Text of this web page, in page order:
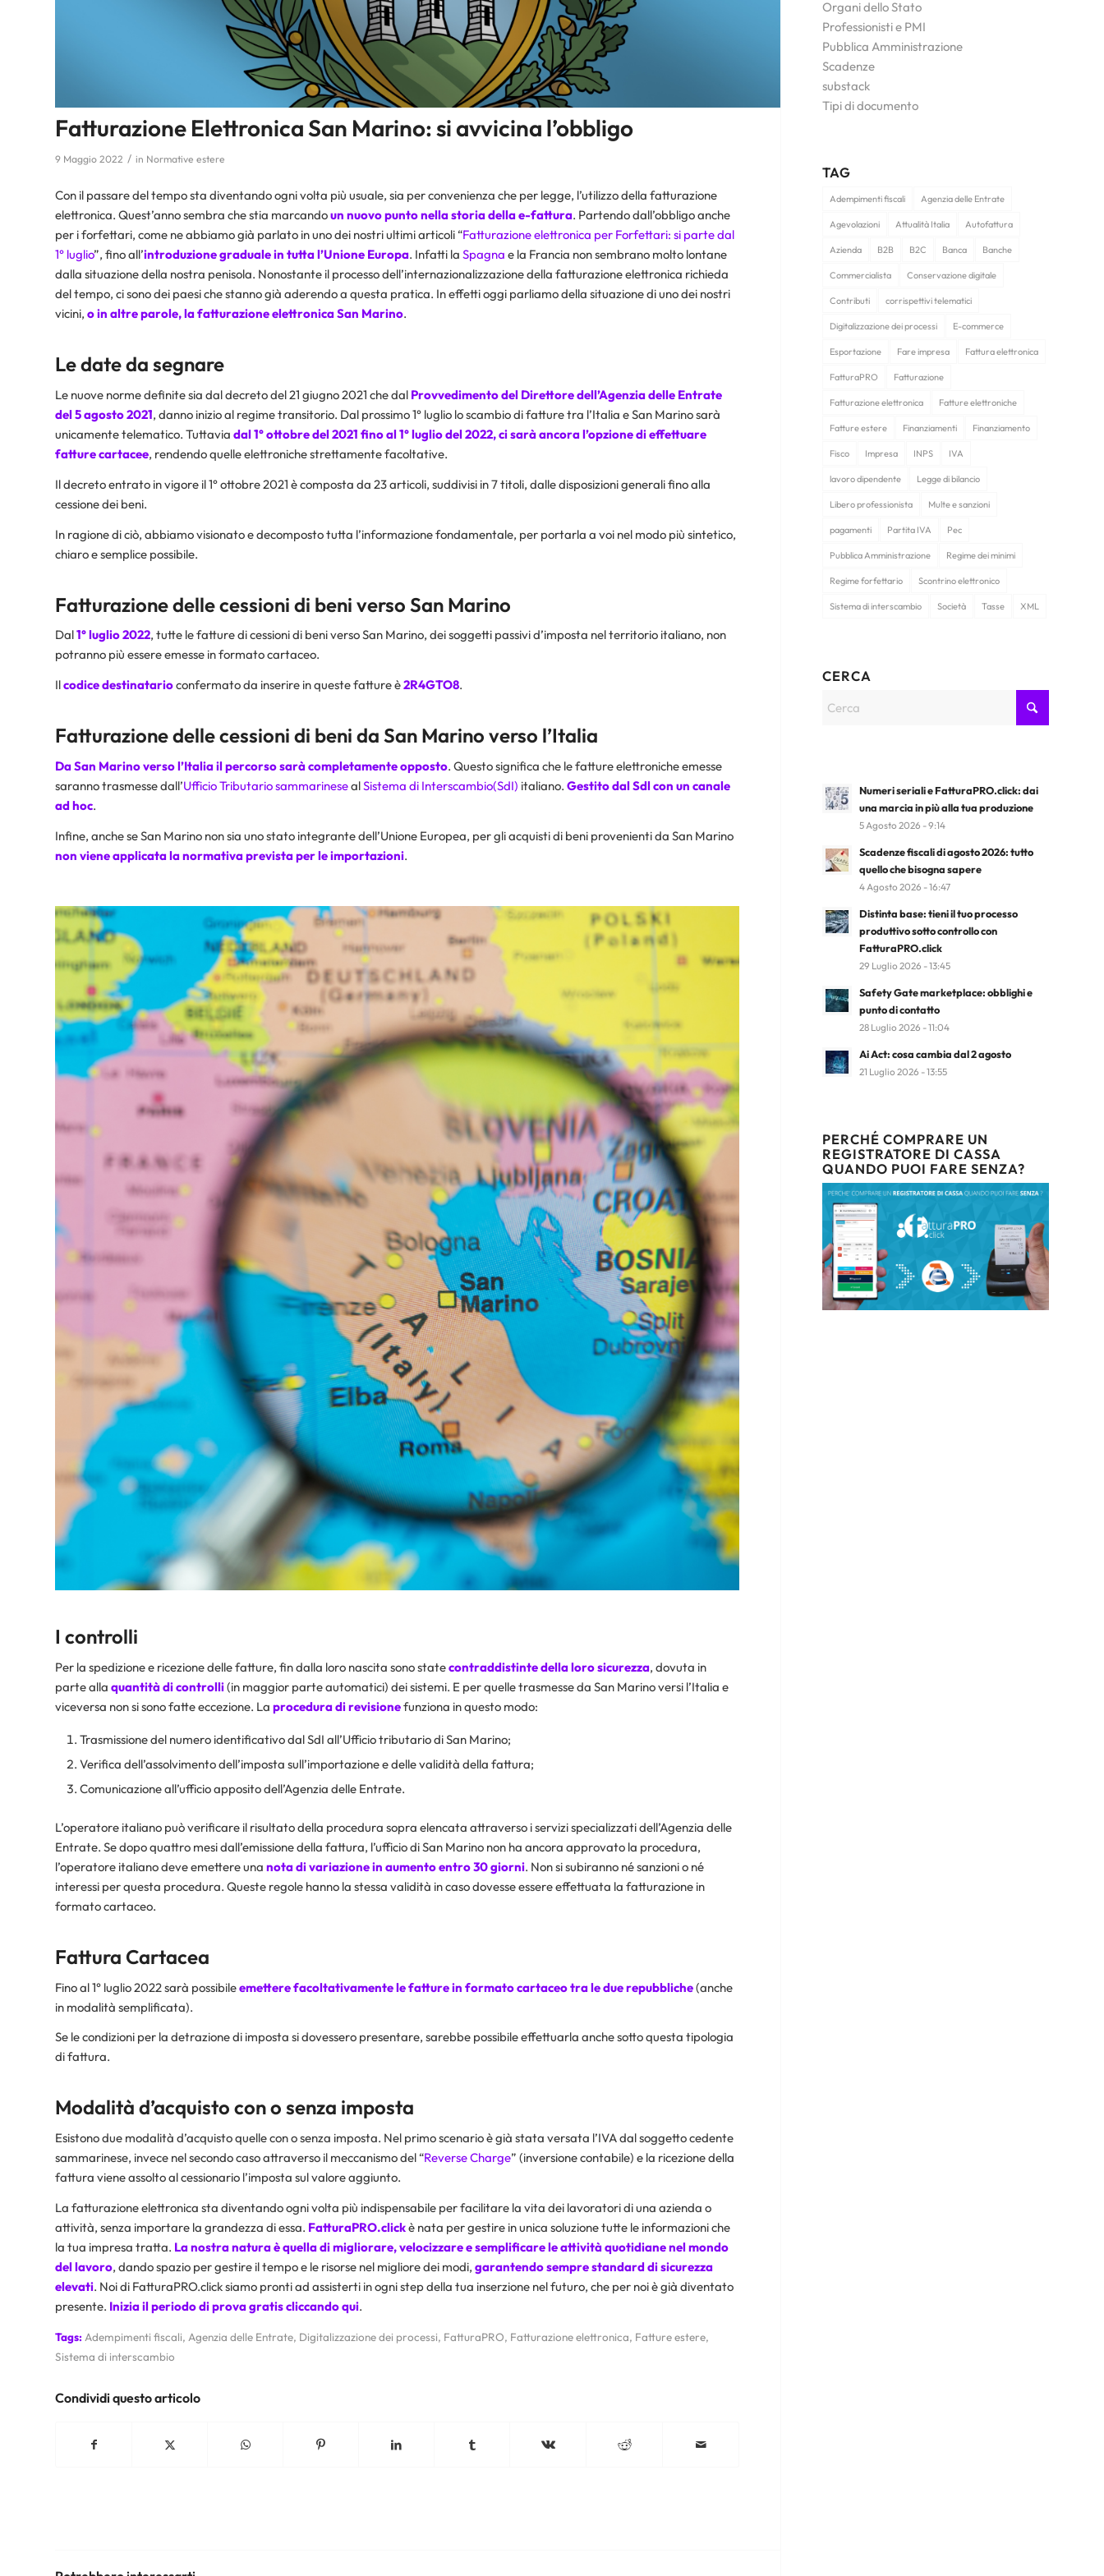
Fatturazione Elettronica San Marino: si avvicina l’obbligo
9 Maggio 2022 / in Normative estere
Con il passare del tempo sta diventando ogni volta più usuale, sia per convenienza che per legge, l’utilizzo della fatturazione
elettronica. Quest’anno sembra che stia marcandoun nuovo punto nella storia della e-fattura. Partendo dall’obbligo anche
per i forfettari, come ne abbiamo già parlato in uno dei nostri ultimi articoli “Fatturazione elettronica per Forfettari: si parte dal
1° luglio”, fino all’introduzione graduale in tutta l’Unione Europa. Infatti la Spagna e la Francia non sembrano molto lontane
dalla situazione della nostra penisola. Nonostante il processo dell’internazionalizzazione della fatturazione elettronica richieda
del tempo, ci sono dei paesi che stanno già aderendo a questa pratica. In effetti oggi parliamo della situazione di uno dei nostri
vicini, o in altre parole, la fatturazione elettronica San Marino.
Le date da segnare
Le nuove norme definite sia dal decreto del 21 giugno 2021 che dal Provvedimento del Direttore dell’Agenzia delle Entrate
del 5 agosto 2021, danno inizio al regime transitorio. Dal prossimo 1° luglio lo scambio di fatture tra l’Italia e San Marino sarà
unicamente telematico. Tuttavia dal 1° ottobre del 2021 fino al 1° luglio del 2022, ci sarà ancora l’opzione di effettuare
fatture cartacee, rendendo quelle elettroniche strettamente facoltative.
Il decreto entrato in vigore il 1° ottobre 2021 è composta da 23 articoli, suddivisi in 7 titoli, dalle disposizioni generali fino alla
cessione dei beni.
In ragione di ciò, abbiamo visionato e decomposto tutta l’informazione fondamentale, per portarla a voi nel modo più sintetico,
chiaro e semplice possibile.
Fatturazione delle cessioni di beni verso San Marino
Dal1° luglio 2022, tutte le fatture di cessioni di beni verso San Marino, dei soggetti passivi d’imposta nel territorio italiano, non
potranno più essere emesse in formato cartaceo.
Ilcodice destinatarioconfermato da inserire in queste fatture è2R4GTO8.
Fatturazione delle cessioni di beni da San Marino verso l’Italia
Da San Marino verso l’Italia il percorso sarà completamente opposto. Questo significa che le fatture elettroniche emesse
saranno trasmesse dall’Ufficio Tributario sammarinesealSistema di Interscambio(SdI) italiano. Gestito dal Sdl con un canale
ad hoc.
Infine, anche se San Marino non sia uno stato integrante dell’Unione Europea, per gli acquisti di beni provenienti da San Marino
non viene applicata la normativa prevista per le importazioni.
I controlli
Per la spedizione e ricezione delle fatture, fin dalla loro nascita sono statecontraddistinte della loro sicurezza, dovuta in
parte alla quantità di controlli(in maggior parte automatici) dei sistemi. E per quelle trasmesse da San Marino versi l’Italia e
viceversa non si sono fatte eccezione. La procedura di revisionefunziona in questo modo:
Trasmissione del numero identificativo dal SdI all’Ufficio tributario di San Marino;
Verifica dell’assolvimento dell’imposta sull’importazione e delle validità della fattura;
Comunicazione all’ufficio apposito dell’Agenzia delle Entrate.
L’operatore italiano può verificare il risultato della procedura sopra elencata attraverso i servizi specializzati dell’Agenzia delle
Entrate. Se dopo quattro mesi dall’emissione della fattura, l’ufficio di San Marino non ha ancora approvato la procedura,
l’operatore italiano deve emettere una nota di variazione in aumento entro 30 giorni. Non si subiranno né sanzioni o né
interessi per questa procedura. Queste regole hanno la stessa validità in caso dovesse essere effettuata la fatturazione in
formato cartaceo.
Fattura Cartacea
Fino al 1° luglio 2022 sarà possibileemettere facoltativamente le fatture in formato cartaceo tra le due repubbliche(anche
in modalità semplificata).
Se le condizioni per la detrazione di imposta si dovessero presentare, sarebbe possibile effettuarla anche sotto questa tipologia
di fattura.
Modalità d’acquisto con o senza imposta
Esistono due modalità d’acquisto quelle con o senza imposta. Nel primo scenario è già stata versata l’IVA dal soggetto cedente
sammarinese, invece nel secondo caso attraverso il meccanismo del “Reverse Charge” (inversione contabile) e la ricezione della
fattura viene assolto al cessionario l’imposta sul valore aggiunto.
La fatturazione elettronica sta diventando ogni volta più indispensabile per facilitare la vita dei lavoratori di una azienda o
attività, senza importare la grandezza di essa. FatturaPRO.clickè nata per gestire in unica soluzione tutte le informazioni che
la tua impresa tratta. La nostra natura è quella di migliorare, velocizzare e semplificare le attività quotidiane nel mondo
del lavoro, dando spazio per gestire il tempo e le risorse nel migliore dei modi, garantendo sempre standard di sicurezza
elevati. Noi di FatturaPRO.click siamo pronti ad assisterti in ogni step della tua inserzione nel futuro, che per noi è già diventato
presente. Inizia il periodo di prova gratis cliccandoqui.
Tags:Adempimenti fiscali, Agenzia delle Entrate, Digitalizzazione dei processi, FatturaPRO, Fatturazione elettronica, Fatture estere,
Sistema di interscambio
Condividi questo articolo
Organi dello Stato
Professionisti e PMI
Pubblica Amministrazione
Scadenze
substack
Tipi di documento
TAG
Adempimenti fiscali Agenzia delle Entrate
Agevolazioni Attualità Italia Autofattura
Azienda B2B B2C Banca Banche
Commercialista Conservazione digitale
Contributi corrispettivi telematici
Digitalizzazione dei processi E-commerce
Esportazione Fare impresa Fattura elettronica
FatturaPRO Fatturazione
Fatturazione elettronica Fatture elettroniche
Fatture estere Finanziamenti Finanziamento
Fisco Impresa INPS IVA
lavoro dipendente Legge di bilancio
Libero professionista Multe e sanzioni
pagamenti Partita IVA Pec
Pubblica Amministrazione Regime dei minimi
Regime forfettario Scontrino elettronico
Sistema di interscambio Società Tasse XML
CERCA
Numeri seriali e FatturaPRO.click: dai
una marcia in più alla tua produzione
5 Agosto 2026 - 9:14
Scadenze fiscali di agosto 2026: tutto
quello che bisogna sapere
4 Agosto 2026 - 16:47
Distinta base: tieni il tuo processo
produttivo sotto controllo con
FatturaPRO.click
29 Luglio 2026 - 13:45
Safety Gate marketplace: obblighi e
punto di contatto
28 Luglio 2026 - 11:04
Ai Act: cosa cambia dal 2 agosto
21 Luglio 2026 - 13:55
PERCHÉ COMPRARE UN
REGISTRATORE DI CASSA
QUANDO PUOI FARE SENZA?